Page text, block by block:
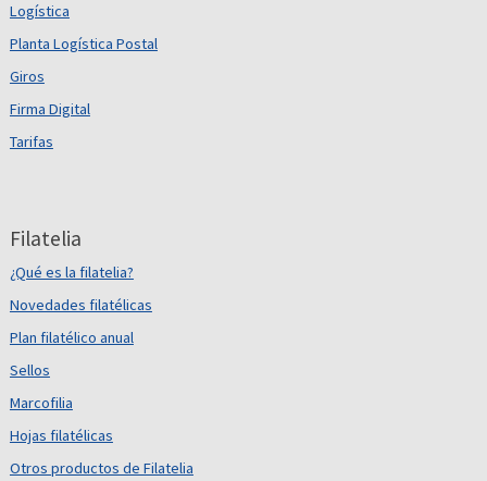
Logística
Planta Logística Postal
Giros
Firma Digital
Tarifas
Filatelia
¿Qué es la filatelia?
Novedades filatélicas
Plan filatélico anual
Sellos
Marcofilia
Hojas filatélicas
Otros productos de Filatelia